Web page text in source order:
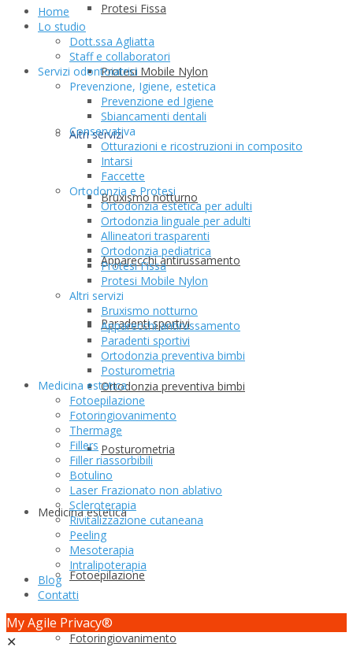
Protesi Fissa
Protesi Mobile Nylon
Altri servizi
Bruxismo notturno
Apparecchi antirussamento
Paradenti sportivi
Ortodonzia preventiva bimbi
Posturometria
Medicina estetica
Fotoepilazione
Fotoringiovanimento
Home
Lo studio
Dott.ssa Agliatta
Staff e collaboratori
Servizi odontoiatrici
Prevenzione, Igiene, estetica
Prevenzione ed Igiene
Sbiancamenti dentali
Conservativa
Otturazioni e ricostruzioni in composito
Intarsi
Faccette
Ortodonzia e Protesi
Ortodonzia estetica per adulti
Ortodonzia linguale per adulti
Allineatori trasparenti
Ortodonzia pediatrica
Protesi Fissa
Protesi Mobile Nylon
Altri servizi
Bruxismo notturno
Apparecchi antirussamento
Paradenti sportivi
Ortodonzia preventiva bimbi
Posturometria
Medicina estetica
Fotoepilazione
Fotoringiovanimento
Thermage
Fillers
Filler riassorbibili
Botulino
Laser Frazionato non ablativo
Scleroterapia
Rivitalizzazione cutaneana
Peeling
Mesoterapia
Intralipoterapia
Blog
Contatti
My Agile Privacy®
✕